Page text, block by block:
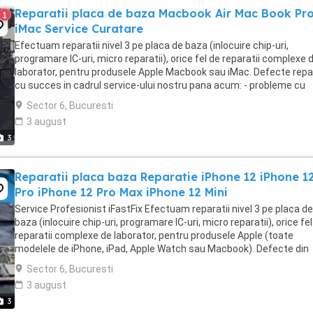
3
1
Reparatii placa de baza Macbook Air Mac Book
iMac Service Curatare
Efectuam reparatii nivel 3 pe placa de baza (inlocuire chip-uri,
programare IC-uri, micro reparatii), orice fel de reparatii complexe
laborator, pentru produsele Apple Macbook sau iMac. Defecte
cu succes in cadrul service-ului nostru pana acum: - probleme cu
afisarea pe display (nu afiseaza ...
Sector 6, Bucuresti
3 august
3
Reparatii placa baza Reparatie iPhone 12 iPhone
Pro iPhone 12 Pro Max iPhone 12 Mini
Service Profesionist iFastFix Efectuam reparatii nivel 3 pe placa de
baza (inlocuire chip-uri, programare IC-uri, micro reparatii), orice
reparatii complexe de laborator, pentru produsele Apple (toate
modelele de iPhone, iPad, Apple Watch sau Macbook). Defecte din
placa de baza reparate cu succes ...
Sector 6, Bucuresti
3 august